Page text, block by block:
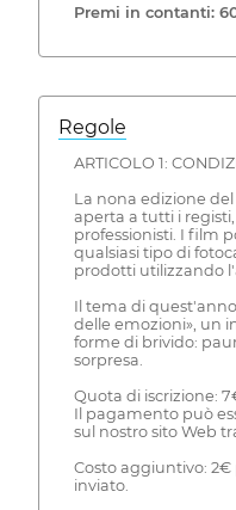
Premi in contanti:
Regole
ARTICOLO 1:
La nona edizione
aperta a tutti i
professionisti. I film
qualsiasi tipo di
prodotti utilizzando
Il tema di
delle emozioni», un
forme di brivido:
sorpresa.
Quota di iscrizione:
Il pagamento può
sul nostro sito Web
Costo aggiuntivo:
inviato.